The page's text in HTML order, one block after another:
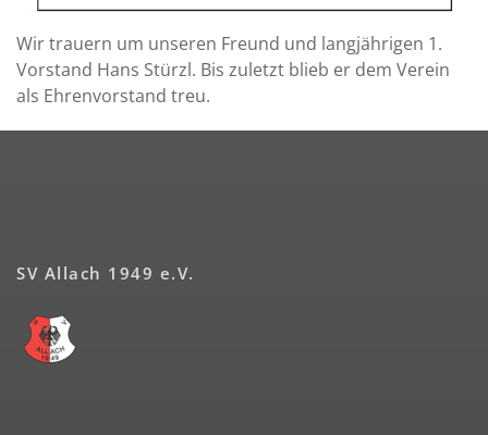
Wir trauern um unseren Freund und langjährigen 1.
Vorstand Hans Stürzl. Bis zuletzt blieb er dem Verein
als Ehrenvorstand treu.
SV Allach 1949 e.V.